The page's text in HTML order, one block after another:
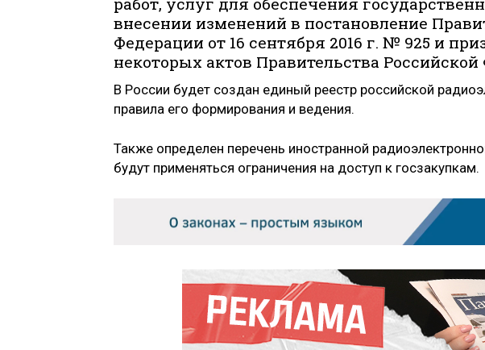
внесении изменений в постановление
Федерации от 16 сентября 2016 г. № 925 и
некоторых актов Правительства
В России будет создан единый реестр российской
правила его формирования и ведения.
Также определен перечень иностранной
будут применяться ограничения на доступ к госзакупкам.